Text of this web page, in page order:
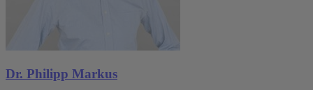
Dr. Philipp Markus